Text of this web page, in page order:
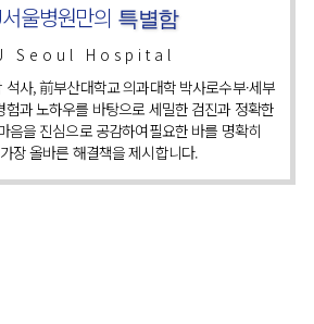
울병원만의 특별함
Seoul Hospital
사, 前부산대학교 의과대학 박사로​수부·세부
과 노하우를 바탕으로 세밀한 검진과 정확한
음을 진심으로 공감하여​필요한 바를 명확히
장 올바른 해결책을 제시합니다.